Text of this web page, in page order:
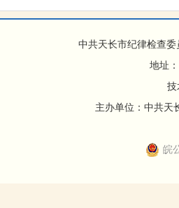
中共天长市纪律检查
地址
技
主办单位：中共天
皖